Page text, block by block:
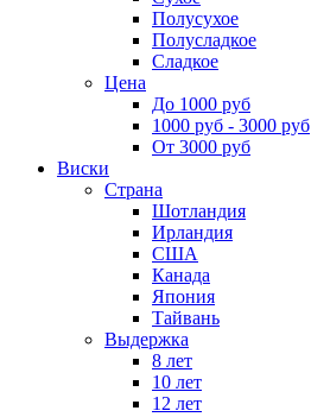
Полусухое
Полусладкое
Сладкое
Цена
До 1000 руб
1000 руб - 3000 руб
От 3000 руб
Виски
Страна
Шотландия
Ирландия
США
Канада
Япония
Тайвань
Выдержка
8 лет
10 лет
12 лет